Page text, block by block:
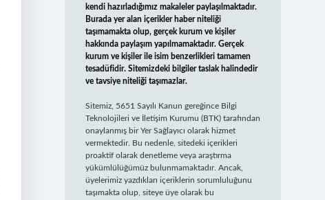
kendi hazırladığımız makaleler paylaşılmaktadır.
Burada yer alan içerikler haber niteliği
taşımamakta olup, gerçek kurum ve kişiler
hakkında paylaşım yapılmamaktadır. Gerçek
kurum ve kişiler ile isim benzerlikleri tamamen
tesadüfidir. Sitemizdeki bilgiler taslak halindedir
ve tavsiye niteliği taşımazlar.
Sitemiz, 5651 Sayılı Kanun gereğince Bilgi
Teknolojileri ve İletişim Kurumu (BTK) tarafından
onaylanmış bir Yer Sağlayıcı olarak hizmet
vermektedir. Bu nedenle, sitedeki içerikleri
proaktif olarak denetleme veya araştırma
yükümlülüğümüz bulunmamaktadır. Ancak,
üyelerimiz yazdıkları içeriklerin sorumluluğunu
taşımakta olup, siteye üye olarak bu